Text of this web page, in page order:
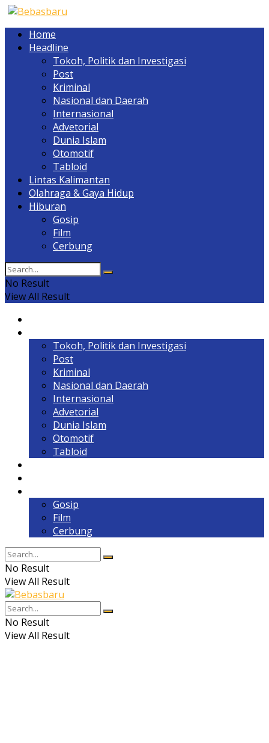
Home
Headline
Tokoh, Politik dan Investigasi
Post
Kriminal
Nasional dan Daerah
Internasional
Advetorial
Dunia Islam
Otomotif
Tabloid
Lintas Kalimantan
Olahraga & Gaya Hidup
Hiburan
Gosip
Film
Cerbung
No Result
View All Result
Tokoh, Politik dan Investigasi
Post
Kriminal
Nasional dan Daerah
Internasional
Advetorial
Dunia Islam
Otomotif
Tabloid
Gosip
Film
Cerbung
No Result
View All Result
No Result
View All Result